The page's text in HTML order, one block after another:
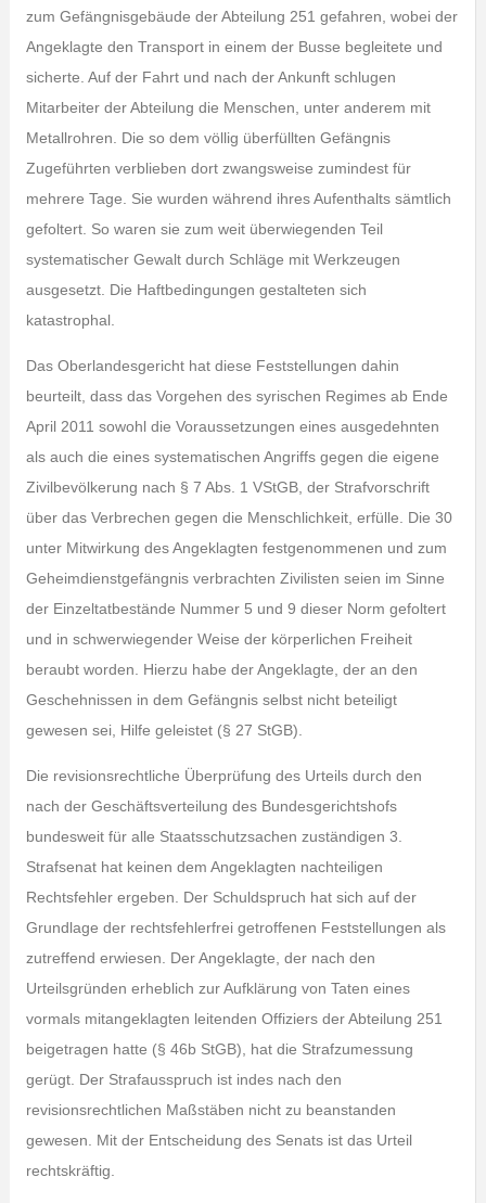
zum Gefängnisgebäude der Abteilung 251 gefahren, wobei der
Angeklagte den Transport in einem der Busse begleitete und
sicherte. Auf der Fahrt und nach der Ankunft schlugen
Mitarbeiter der Abteilung die Menschen, unter anderem mit
Metallrohren. Die so dem völlig überfüllten Gefängnis
Zugeführten verblieben dort zwangsweise zumindest für
mehrere Tage. Sie wurden während ihres Aufenthalts sämtlich
gefoltert. So waren sie zum weit überwiegenden Teil
systematischer Gewalt durch Schläge mit Werkzeugen
ausgesetzt. Die Haftbedingungen gestalteten sich
katastrophal.
Das Oberlandesgericht hat diese Feststellungen dahin
beurteilt, dass das Vorgehen des syrischen Regimes ab Ende
April 2011 sowohl die Voraussetzungen eines ausgedehnten
als auch die eines systematischen Angriffs gegen die eigene
Zivilbevölkerung nach § 7 Abs. 1 VStGB, der Strafvorschrift
über das Verbrechen gegen die Menschlichkeit, erfülle. Die 30
unter Mitwirkung des Angeklagten festgenommenen und zum
Geheimdienstgefängnis verbrachten Zivilisten seien im Sinne
der Einzeltatbestände Nummer 5 und 9 dieser Norm gefoltert
und in schwerwiegender Weise der körperlichen Freiheit
beraubt worden. Hierzu habe der Angeklagte, der an den
Geschehnissen in dem Gefängnis selbst nicht beteiligt
gewesen sei, Hilfe geleistet (§ 27 StGB).
Die revisionsrechtliche Überprüfung des Urteils durch den
nach der Geschäftsverteilung des Bundesgerichtshofs
bundesweit für alle Staatsschutzsachen zuständigen 3.
Strafsenat hat keinen dem Angeklagten nachteiligen
Rechtsfehler ergeben. Der Schuldspruch hat sich auf der
Grundlage der rechtsfehlerfrei getroffenen Feststellungen als
zutreffend erwiesen. Der Angeklagte, der nach den
Urteilsgründen erheblich zur Aufklärung von Taten eines
vormals mitangeklagten leitenden Offiziers der Abteilung 251
beigetragen hatte (§ 46b StGB), hat die Strafzumessung
gerügt. Der Strafausspruch ist indes nach den
revisionsrechtlichen Maßstäben nicht zu beanstanden
gewesen. Mit der Entscheidung des Senats ist das Urteil
rechtskräftig.